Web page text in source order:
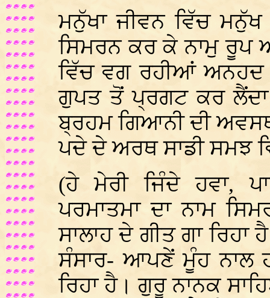
ਮਨੁੱਖਾ ਜੀਵਨ ਵਿੱਚ
ਸਿਮਰਨ ਕਰ ਕੇ ਨਾਮੁ ਰੂਪ
ਵਿੱਚ ਵਗ ਰਹੀਆਂ ਅਨਹਦ
ਗੁਪਤ ਤੋਂ ਪ੍ਰਗਟ ਕਰ
ਬ੍ਰਹਮ ਗਿਆਨੀ ਦੀ
ਪਦੇ ਦੇ ਅਰਥ ਸਾਡੀ ਸਮਝ
(ਹੇ ਮੇਰੀ ਜਿੰਦੇ ਹਵਾ,
ਪਰਮਾਤਮਾ ਦਾ ਨਾਮ
ਸਾਲਾਹ ਦੇ ਗੀਤ ਗਾ ਰਿਹਾ
ਸੰਸਾਰ- ਆਪਣੇਂ ਮੂੰਹ ਨਾਲ
ਰਿਹਾ ਹੈ। ਗੁਰੂ ਨਾਨਕ